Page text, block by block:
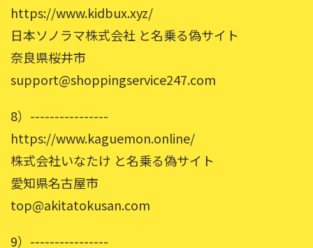
https://www.kidbux.xyz/
日本ソノラマ株式会社 と名乗る偽サイト
奈良県桜井市
support@shoppingservice247.com
8）----------------
https://www.kaguemon.online/
株式会社いなたけ と名乗る偽サイト
愛知県名古屋市
top@akitatokusan.com
9）----------------